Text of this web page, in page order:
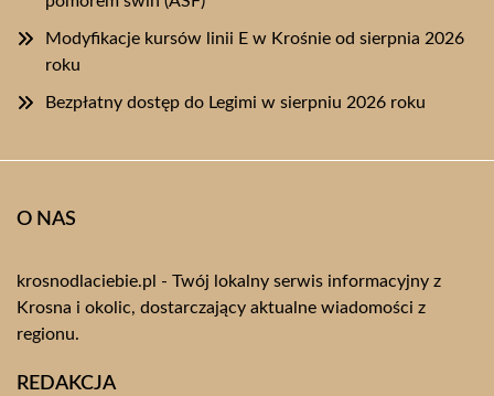
Modyfikacje kursów linii E w Krośnie od sierpnia 2026
roku
Bezpłatny dostęp do Legimi w sierpniu 2026 roku
O NAS
krosnodlaciebie.pl - Twój lokalny serwis informacyjny z
Krosna i okolic, dostarczający aktualne wiadomości z
regionu.
REDAKCJA